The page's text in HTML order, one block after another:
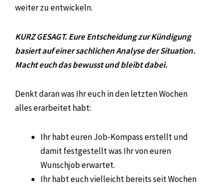
weiter zu entwickeln.
KURZ GESAGT. Eure Entscheidung zur Kündigung
basiert auf einer sachlichen Analyse der Situation.
Macht euch das bewusst und bleibt dabei.
Denkt daran was Ihr euch in den letzten Wochen
alles erarbeitet habt:
Ihr habt euren Job-Kompass erstellt und
damit festgestellt was Ihr von euren
Wunschjob erwartet.
Ihr habt euch vielleicht bereits seit Wochen